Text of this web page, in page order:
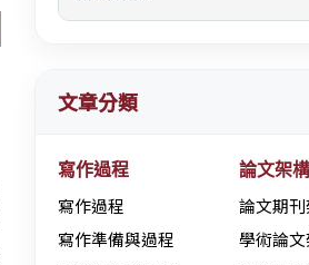
文章分類
寫作過程
寫作過程
寫作準備與過程
論文架構
論文期
學術論